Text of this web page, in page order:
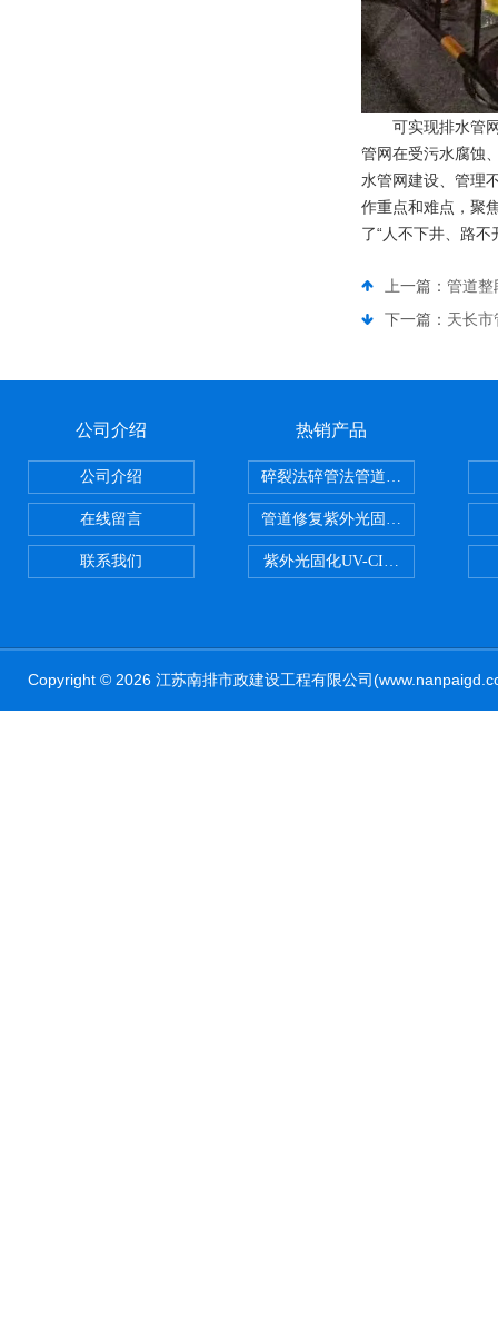
可实现排水管
管网在受污水腐蚀
水管网建设、管理
作重点和难点，聚
了“人不下井、路
上一篇： 管道整
下一篇： 天长市
公司介绍
公司介绍
在线留言
联系我们
热销产品
碎裂法碎管法管道修复技术
管道修复紫外光固化修复CIPP内
紫外光固化UV-CIPP修复管道非
Copyright © 2026 江苏南排市政建设工程有限公司